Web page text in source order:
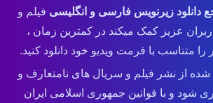
دانلود زیرنویس فارسی و انگلیسیفیلم و
عزیز کمک میکند در کمترین زمان ،
متناسب با فرمت ویدیو خود دانلود کنید.
از نشر فیلم و سریال های نامتعارف و
شود و با قوانین جمهوری اسلامی ایران